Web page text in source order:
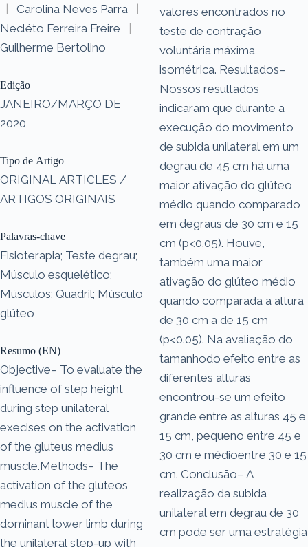
|
Carolina Neves Parra
|
Necléto Ferreira Freire
|
Guilherme Bertolino
Edição
JANEIRO/MARÇO DE
2020
Tipo de Artigo
ORIGINAL ARTICLES /
ARTIGOS ORIGINAIS
Palavras-chave
Fisioterapia; Teste degrau;
Músculo esquelético;
Músculos; Quadril; Músculo
glúteo
Resumo (EN)
Objective– To evaluate the
influence of step height
during step unilateral
execises on the activation
of the gluteus medius
muscle.Methods– The
activation of the gluteos
medius muscle of the
dominant lower limb during
the unilateral step-up with
valores encontrados no
teste de contração
voluntária máxima
isométrica. Resultados–
Nossos resultados
indicaram que durante a
execução do movimento
de subida unilateral em um
degrau de 45 cm há uma
maior ativação do glúteo
médio quando comparado
em degraus de 30 cm e 15
cm (p<0.05). Houve,
também uma maior
ativação do glúteo médio
quando comparada a altura
de 30 cm a de 15 cm
(p<0.05). Na avaliação do
tamanhodo efeito entre as
diferentes alturas
encontrou-se um efeito
grande entre as alturas 45 e
15 cm, pequeno entre 45 e
30 cm e médioentre 30 e 15
cm. Conclusão– A
realização da subida
unilateral em degrau de 30
cm pode ser uma estratégia